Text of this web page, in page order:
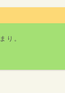
り。